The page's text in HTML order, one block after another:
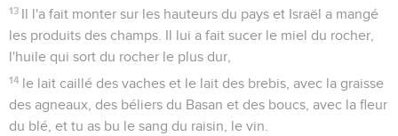
13 Il l'a fait monter sur les hauteurs du pays et Israël a mangé
les produits des champs. Il lui a fait sucer le miel du rocher,
l'huile qui sort du rocher le plus dur,
14 le lait caillé des vaches et le lait des brebis, avec la graisse
des agneaux, des béliers du Basan et des boucs, avec la fleur
du blé, et tu as bu le sang du raisin, le vin.